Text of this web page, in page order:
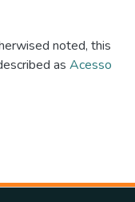
noted, this
as Acesso